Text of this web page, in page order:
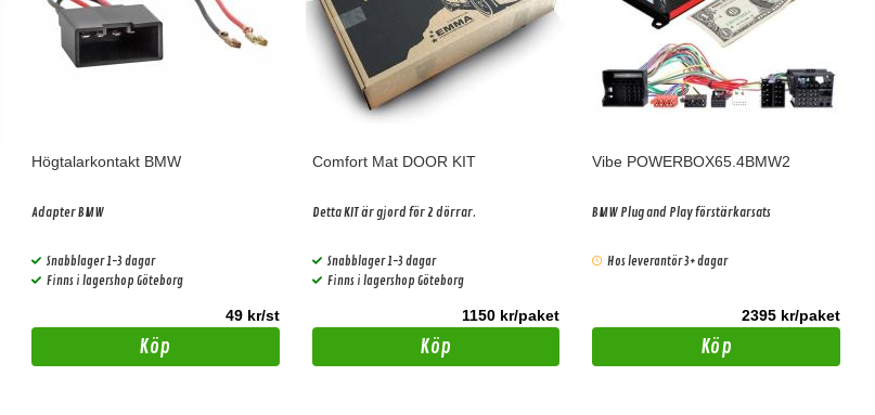
Högtalarkontakt BMW
Adapter BMW
Snabblager 1-3 dagar
Finns i lagershop Göteborg
49 kr/st
Köp
Comfort Mat DOOR KIT
Detta KIT är gjord för 2 dörrar.
Snabblager 1-3 dagar
Finns i lagershop Göteborg
1150 kr/paket
Köp
Vibe POWERBOX65.4BMW2
BMW Plug and Play förstärkarsats
Hos leverantör 3+ dagar
2395 kr/paket
Köp